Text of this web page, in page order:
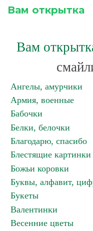
Вам открытка
Вам
Ангелы, амурчики
Армия, военные
Бабочки
Белки, белочки
Благодарю, спасибо
Блестящие картинки
Божьи коровки
Буквы, алфавит,
Букеты
Валентинки
Весенние цветы